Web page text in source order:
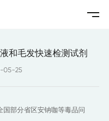
和毛发快速检测试剂
05-25
部分省区安钠咖等毒品问